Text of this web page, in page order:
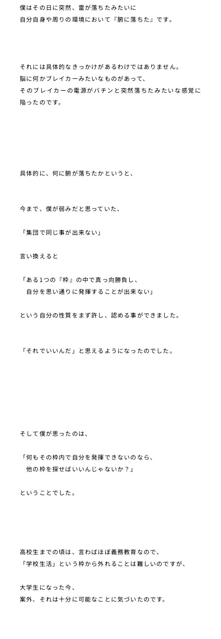
僕はその日に突然、雷が落ちたみたいに
自分自身や周りの環境において『腑に落ちた』です。
それには具体的なきっかけがあるわけではありません。
脳に何かブレイカーみたいなものがあって、
そのブレイカーの電源がバチンと突然落ちたみたいな感覚に
陥ったのです。
具体的に、何に腑が落ちたかというと、
今まで、僕が弱みだと思っていた、
「集団で同じ事が出来ない」
言い換えると
「ある1つの『枠』の中で真っ向勝負し、
自分を思い通りに発揮することが出来ない」
という自分の性質をまず許し、認める事ができました。
「それでいいんだ」と思えるようになったのでした。
そして僕が思ったのは、
「何もその枠内で自分を発揮できないのなら、
他の枠を探せばいいんじゃないか？」
ということでした。
高校生までの頃は、言わばほぼ義務教育なので、
「学校生活」という枠から外れることは難しいのですが、
大学生になった今、
案外、それは十分に可能なことに気づいたのです。